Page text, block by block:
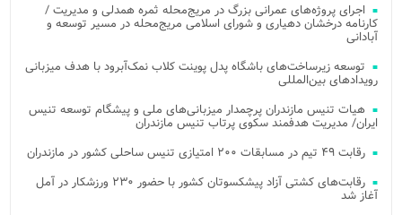
اجرای پروژه‌های عمرانی بزرگ در مریج‌محله ثمره همدلی و مدیریت /
کارنامه درخشان دهیاری و شورای اسلامی مریج‌محله در مسیر توسعه و
آبادانی
توسعه زیرساخت‌های باشگاه پدل پوینت کلاب نمک‌آبرود با هدف میزبانی
رویدادهای بین‌المللی
هیات تنیس مازندران پرچمدار میزبانی‌های ملی و پیشگام توسعه تنیس
ایران/ مدیریت هدفمند سکوی پرتاب تنیس مازندران
رقابت ۴۹ تیم در مسابقات ۲۰۰ امتیازی تنیس ساحلی کشور در مازندران
رقابت‌های کشتی آزاد پیشکسوتان کشور با حضور ۲۳۰ ورزشکار در آمل
آغاز شد